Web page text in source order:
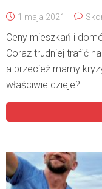
1 maja 2021
Ceny mieszkań i
Coraz trudniej trafić
a przecież mamy
właściwie dzieje?